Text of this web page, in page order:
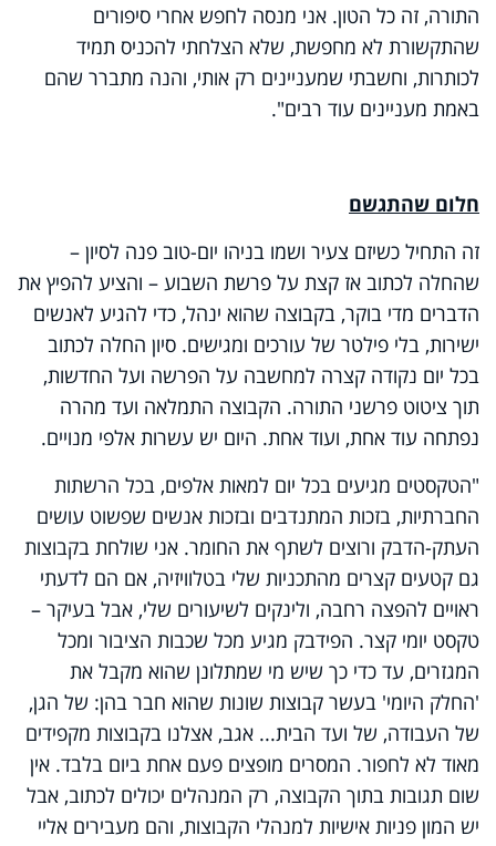
התורה, זה כל הטון. אני מנסה לחפש אחרי סיפורים
שהתקשורת לא מחפשת, שלא הצלחתי להכניס תמיד
לכותרות, וחשבתי שמעניינים רק אותי, והנה מתברר שהם
באמת מעניינים עוד רבים".
חלום שהתגשם
זה התחיל כשיזם צעיר ושמו בניהו יום-טוב פנה לסיון –
שהחלה לכתוב אז קצת על פרשת השבוע – והציע להפיץ את
הדברים מדי בוקר, בקבוצה שהוא ינהל, כדי להגיע לאנשים
ישירות, בלי פילטר של עורכים ומגישים. סיון החלה לכתוב
בכל יום נקודה קצרה למחשבה על הפרשה ועל החדשות,
תוך ציטוט פרשני התורה. הקבוצה התמלאה ועד מהרה
נפתחה עוד אחת, ועוד אחת. היום יש עשרות אלפי מנויים.
"הטקסטים מגיעים בכל יום למאות אלפים, בכל הרשתות
החברתיות, בזכות המתנדבים ובזכות אנשים שפשוט עושים
העתק-הדבק ורוצים לשתף את החומר. אני שולחת בקבוצות
גם קטעים קצרים מהתכניות שלי בטלוויזיה, אם הם לדעתי
ראויים להפצה רחבה, ולינקים לשיעורים שלי, אבל בעיקר –
טקסט יומי קצר. הפידבק מגיע מכל שכבות הציבור ומכל
המגזרים, עד כדי כך שיש מי שמתלונן שהוא מקבל את
'החלק היומי' בעשר קבוצות שונות שהוא חבר בהן: של הגן,
של העבודה, של ועד הבית... אגב, אצלנו בקבוצות מקפידים
מאוד לא לחפור. המסרים מופצים פעם אחת ביום בלבד. אין
שום תגובות בתוך הקבוצה, רק המנהלים יכולים לכתוב, אבל
יש המון פניות אישיות למנהלי הקבוצות, והם מעבירים אליי